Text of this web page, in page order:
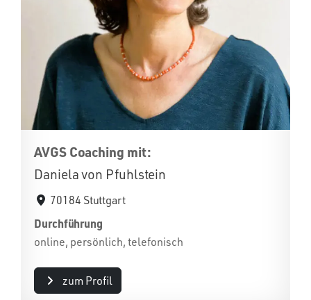
AVGS Coaching mit:
Daniela von Pfuhlstein
70184 Stuttgart
Durchführung
online, persönlich, telefonisch
zum Profil